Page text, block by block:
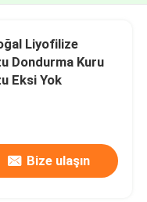
Liyofilize
Dondurma Kuru
Eksi Yok
Bize ulaşın